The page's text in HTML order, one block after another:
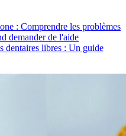
: Comprendre les problèmes
demander de l'aide
dentaires libres : Un guide